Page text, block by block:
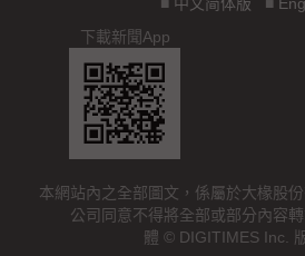
■ 中文简体版 ■
下載新聞App
本網站內之全部圖文，係屬於大椽股
公司同意不得將全部或部分內容
體 © DIGITIMES Inc.